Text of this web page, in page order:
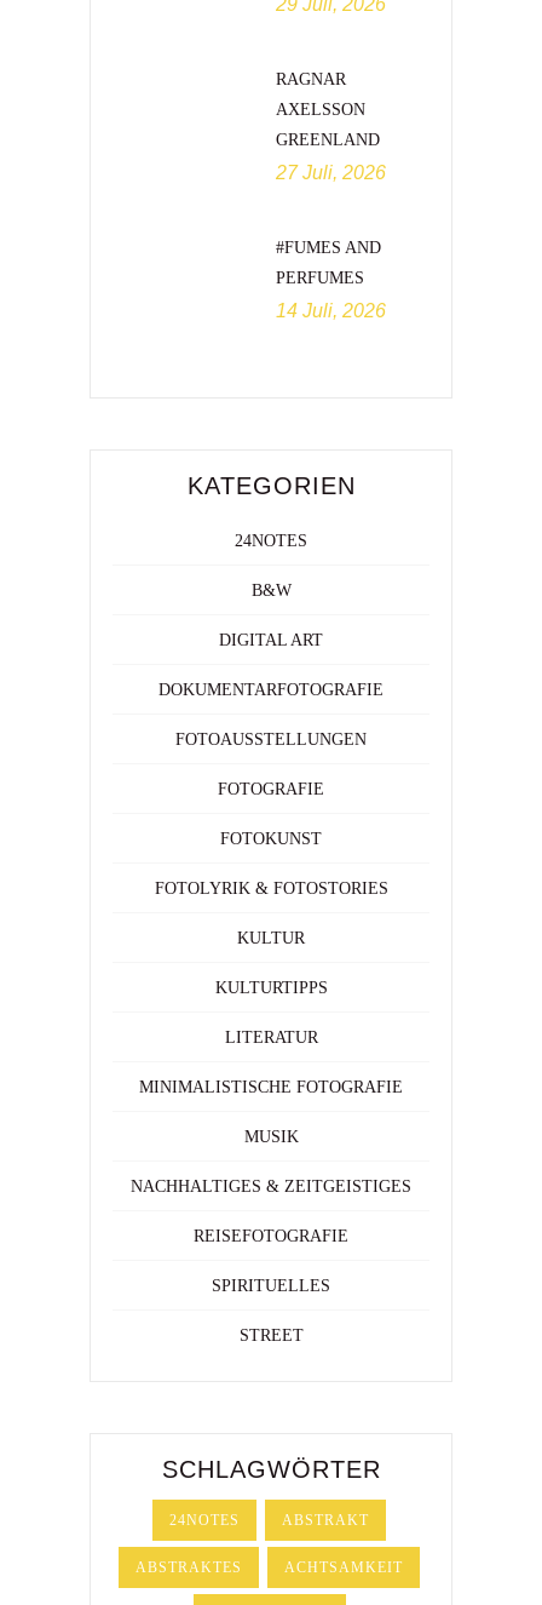
29 Juli, 2026
RAGNAR
AXELSSON
GREENLAND
27 Juli, 2026
#FUMES AND
PERFUMES
14 Juli, 2026
KATEGORIEN
24NOTES
B&W
DIGITAL ART
DOKUMENTARFOTOGRAFIE
FOTOAUSSTELLUNGEN
FOTOGRAFIE
FOTOKUNST
FOTOLYRIK & FOTOSTORIES
KULTUR
KULTURTIPPS
LITERATUR
MINIMALISTISCHE FOTOGRAFIE
MUSIK
NACHHALTIGES & ZEITGEISTIGES
REISEFOTOGRAFIE
SPIRITUELLES
STREET
SCHLAGWÖRTER
24NOTES ABSTRAKT
ABSTRAKTES ACHTSAMKEIT